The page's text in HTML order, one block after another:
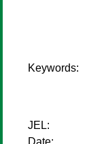
Keywords:
JEL:
Date: